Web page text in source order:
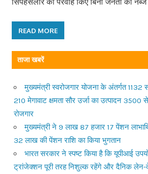
सिपेहसलार की परवाह किए बिना जनता की
READ MORE
ताजा खबरें
मुख्यमंत्री स्वरोजगार योजना के अंतर्गत 1132
210 मेगावाट क्षमता सौर उर्जा का उत्पादन 3500
रोजगार
मुख्यमंत्री ने 9 लाख 87 हजार 17 पेंशन
32 लाख की पेंशन राशि का किया भुगतान
भारत सरकार ने स्पष्ट किया है कि यूपीआई
ट्रांजेक्शन पूरी तरह निशुल्क रहेंगे और दैनिक लेन-